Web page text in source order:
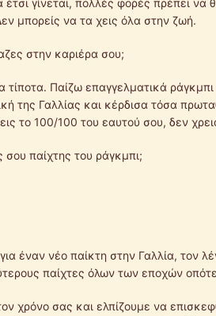
γίνεται, πολλές φορές πρέπει να
μπορείς να τα χεις όλα στην ζωή.
στην καριέρα σου;
τίποτα. Παίζω επαγγελματικά
της Γαλλίας και κέρδισα τόσα
το 100/100 του εαυτού σου, δεν
σου παίχτης του ράγκμπι;
έναν νέο παίκτη στην Γαλλία, τον
παίχτες όλων των εποχών
χρόνο σας και ελπίζουμε να